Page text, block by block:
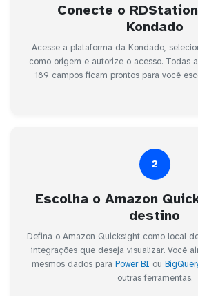
Conecte o
Kondado
Acesse a plataforma da Kondado,
como origem e autorize o acesso. Todas
189 campos ficam prontos para você
2
Escolha o Amazon
destino
Defina o Amazon Quicksight como local
integrações que deseja visualizar. Você
mesmos dados para Power BI ou
outras ferramentas.